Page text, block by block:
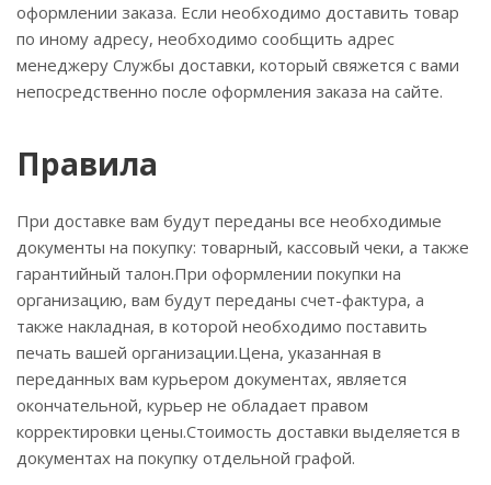
оформлении заказа. Если необходимо доставить товар
по иному адресу, необходимо сообщить адрес
менеджеру Службы доставки, который свяжется с вами
непосредственно после оформления заказа на сайте.
Правила
При доставке вам будут переданы все необходимые
документы на покупку: товарный, кассовый чеки, а также
гарантийный талон.При оформлении покупки на
организацию, вам будут переданы счет-фактура, а
также накладная, в которой необходимо поставить
печать вашей организации.Цена, указанная в
переданных вам курьером документах, является
окончательной, курьер не обладает правом
корректировки цены.Стоимость доставки выделяется в
документах на покупку отдельной графой.